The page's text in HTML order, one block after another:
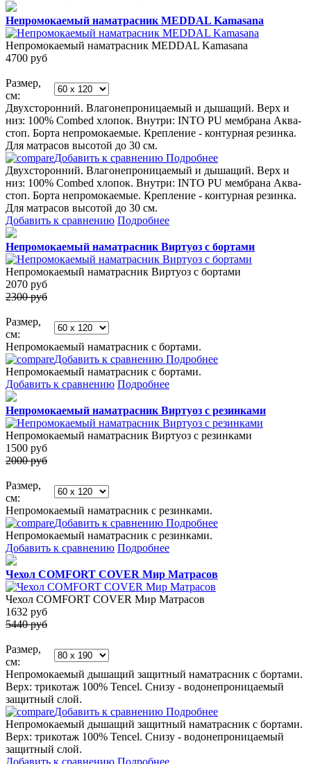
Непромокаемый наматрасник MEDDAL Kamasana
Непромокаемый наматрасник MEDDAL Kamasana
4700 руб
Размер,
см:
Двухсторонний. Влагонепроницаемый и дышащий. Верх и
низ: 100% Combed хлопок. Внутри: INTO PU мембрана Аква-
стоп. Борта непромокаемые. Крепление - контурная резинка.
Для матрасов высотой до 30 см.
Добавить к сравнению Подробнее
Двухсторонний. Влагонепроницаемый и дышащий. Верх и
низ: 100% Combed хлопок. Внутри: INTO PU мембрана Аква-
стоп. Борта непромокаемые. Крепление - контурная резинка.
Для матрасов высотой до 30 см.
Добавить к сравнению Подробнее
Непромокаемый наматрасник Виртуоз с бортами
Непромокаемый наматрасник Виртуоз с бортами
2070 руб
2300 руб
Размер,
см:
Непромокаемый наматрасник с бортами.
Добавить к сравнению Подробнее
Непромокаемый наматрасник с бортами.
Добавить к сравнению Подробнее
Непромокаемый наматрасник Виртуоз с резинками
Непромокаемый наматрасник Виртуоз с резинками
1500 руб
2000 руб
Размер,
см:
Непромокаемый наматрасник с резинками.
Добавить к сравнению Подробнее
Непромокаемый наматрасник с резинками.
Добавить к сравнению Подробнее
Чехол COMFORT COVER Мир Матрасов
Чехол COMFORT COVER Мир Матрасов
1632 руб
5440 руб
Размер,
см:
Непромокаемый дышащий защитный наматрасник с бортами.
Верх: трикотаж 100% Tencel. Снизу - водонепроницаемый
защитный слой.
Добавить к сравнению Подробнее
Непромокаемый дышащий защитный наматрасник с бортами.
Верх: трикотаж 100% Tencel. Снизу - водонепроницаемый
защитный слой.
Добавить к сравнению Подробнее